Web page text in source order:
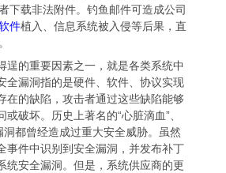
下载非法附件。钓鱼邮件可造成公司
件植入、信息系统被入侵等后果，直
逞的重要因素之一，就是各类系统中
全漏洞指的是硬件、软件、协议实现
在的缺陷，攻击者通过这些缺陷能够
破坏。历史上著名的“心脏滴血”、
洞都曾经造成过重大安全威胁。虽然
事件中识别到安全漏洞，并发布补丁
统安全漏洞。但是，系统供应商的更